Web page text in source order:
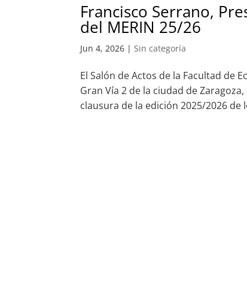
Francisco Serrano,
del MERIN 25/26
Jun 4, 2026 |Sin categoría
El Salón de Actos de la Facultad de
Gran Vía 2 de la ciudad de
clausura de la edición 2025/2026 de